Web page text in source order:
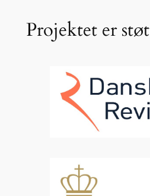
Projektet er